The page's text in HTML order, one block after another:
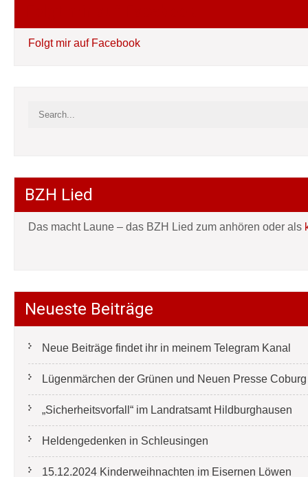
Folgt mir auf Facebook
BZH Lied
Das macht Laune – das BZH Lied zum anhören oder als
Neueste Beiträge
Neue Beiträge findet ihr in meinem Telegram Kanal
Lügenmärchen der Grünen und Neuen Presse
„Sicherheitsvorfall“ im Landratsamt Hildburghausen
Heldengedenken in Schleusingen
15.12.2024 Kinderweihnachten im Eisernen Löwen